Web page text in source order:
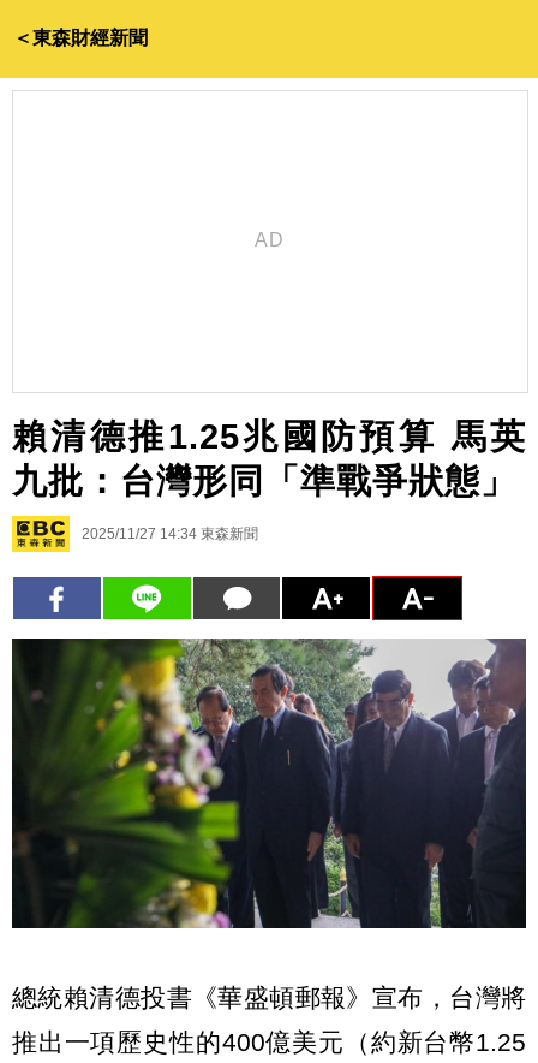
＜東森財經新聞
賴清德推1.25兆國防預算 馬英
九批：台灣形同「準戰爭狀態」
2025/11/27 14:34 東森新聞
總統賴清德投書《華盛頓郵報》宣布，台灣將
推出一項歷史性的400億美元（約新台幣1.25